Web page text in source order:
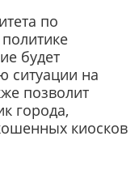
по
будет
ситуации на
позволит
города,
киосков